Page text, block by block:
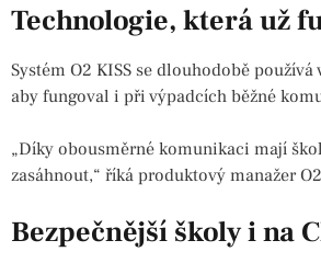
Technologie, která už
Systém O2 KISS se dlouhodobě
aby fungoval i při výpadcích běžné
„Díky obousměrné komunikaci mají
zasáhnout,“ říká produktový manažer O2
Bezpečnější školy i na